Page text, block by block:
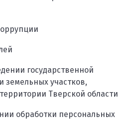
государственной
земельных участков,
Тверской области
обработки персональных